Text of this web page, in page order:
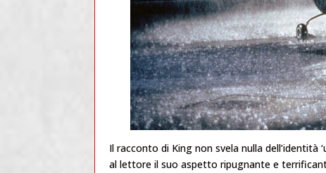
Il racconto di King non svela nulla dell’identità
al lettore il suo aspetto ripugnante e